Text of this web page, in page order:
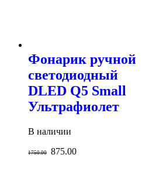
Фонарик ручной
светодиодный
DLED Q5 Small
Ультрафиолет
В наличии
1750.00 875.00